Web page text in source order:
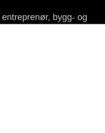
bygg- og